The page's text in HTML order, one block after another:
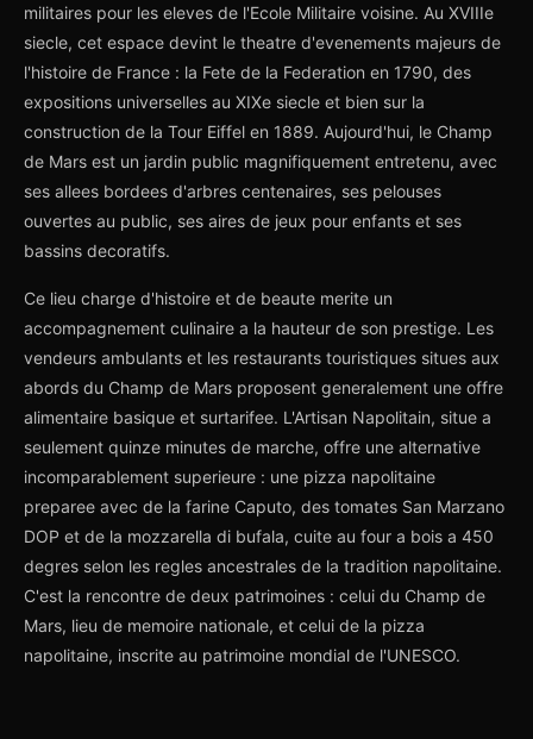
militaires pour les eleves de l'Ecole Militaire voisine. Au XVIIIe
siecle, cet espace devint le theatre d'evenements majeurs de
l'histoire de France : la Fete de la Federation en 1790, des
expositions universelles au XIXe siecle et bien sur la
construction de la Tour Eiffel en 1889. Aujourd'hui, le Champ
de Mars est un jardin public magnifiquement entretenu, avec
ses allees bordees d'arbres centenaires, ses pelouses
ouvertes au public, ses aires de jeux pour enfants et ses
bassins decoratifs.
Ce lieu charge d'histoire et de beaute merite un
accompagnement culinaire a la hauteur de son prestige. Les
vendeurs ambulants et les restaurants touristiques situes aux
abords du Champ de Mars proposent generalement une offre
alimentaire basique et surtarifee. L'Artisan Napolitain, situe a
seulement quinze minutes de marche, offre une alternative
incomparablement superieure : une pizza napolitaine
preparee avec de la farine Caputo, des tomates San Marzano
DOP et de la mozzarella di bufala, cuite au four a bois a 450
degres selon les regles ancestrales de la tradition napolitaine.
C'est la rencontre de deux patrimoines : celui du Champ de
Mars, lieu de memoire nationale, et celui de la pizza
napolitaine, inscrite au patrimoine mondial de l'UNESCO.